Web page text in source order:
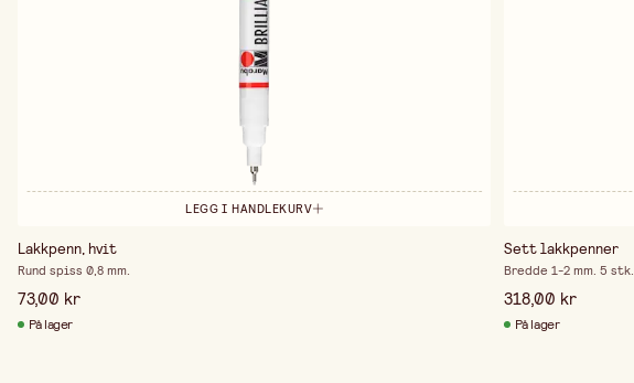
LEGG I HANDLEKURV
Lakkpenn, hvit
Rund spiss 0,8 mm.
73,00 kr
På lager
Sett lakkpenner
Bredde 1-2 mm. 5 stk.
318,00 kr
På lager